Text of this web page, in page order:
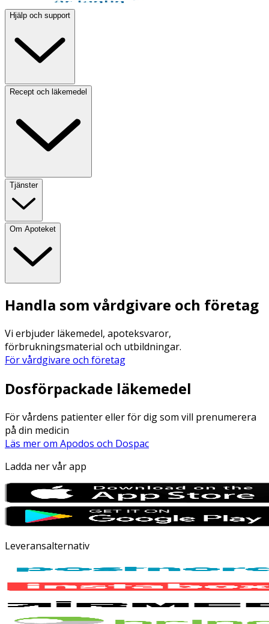
Hjälp och support
Recept och läkemedel
Tjänster
Om Apoteket
Handla som vårdgivare och företag
Vi erbjuder läkemedel, apoteksvaror,
förbrukningsmaterial och utbildningar.
För vårdgivare och företag
Dosförpackade läkemedel
För vårdens patienter eller för dig som vill prenumerera
på din medicin
Läs mer om Apodos och Dospac
Ladda ner vår app
Leveransalternativ